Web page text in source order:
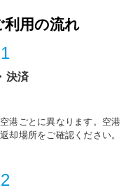
用の流れ
決済
港ごとに異なります。空港
却場所をご確認ください。